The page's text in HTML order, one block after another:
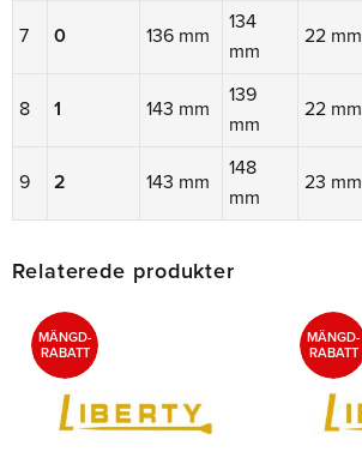
7 0 136 mm
134
mm
22 mm
8 1 143 mm
139
mm
22 mm
9 2 143 mm
148
mm
23 mm
Relaterede produkter
MÄNGD-
RABATT
MÄNGD-
RABATT